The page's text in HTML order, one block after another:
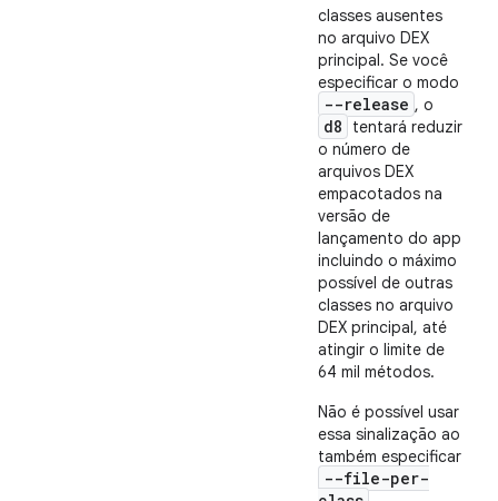
classes ausentes
no arquivo DEX
principal. Se você
especificar o modo
--release , o
d8
tentará reduzir
o número de
arquivos DEX
empacotados na
versão de
lançamento do app
incluindo o máximo
possível de outras
classes no arquivo
DEX principal, até
atingir o limite de
64 mil métodos.
Não é possível usar
essa sinalização ao
também especificar
--file-per-